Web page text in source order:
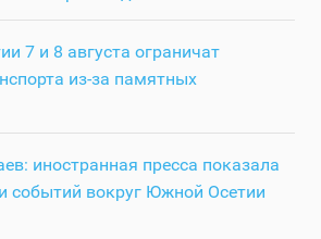
7 и 8 августа ограничат
из-за памятных
иностранная пресса показала
событий вокруг Южной Осетии